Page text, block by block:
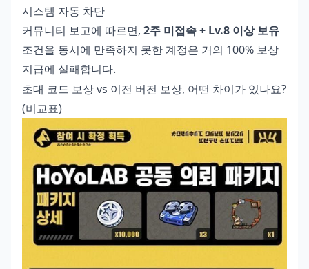
시스템 자동 차단
커뮤니티 보고에 따르면, 2주 미접속 + Lv.8 이상 보유
조건을 동시에 만족하지 못한 계정은 거의 100% 보상
지급에 실패합니다.
초대 코드 보상 vs 이전 버전 보상, 어떤 차이가 있나요?
(비교표)